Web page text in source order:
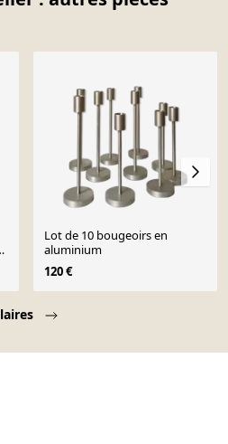
Lot de 10 bougeoirs en
aluminium
120 €